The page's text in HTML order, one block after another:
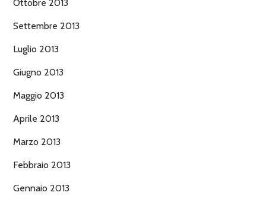
Ottobre 2013
Settembre 2013
Luglio 2013
Giugno 2013
Maggio 2013
Aprile 2013
Marzo 2013
Febbraio 2013
Gennaio 2013